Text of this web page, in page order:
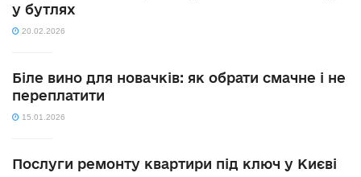
у бутлях
20.02.2026
Біле вино для новачків: як обрати смачне і не
переплатити
15.01.2026
Послуги ремонту квартири під ключ у Києві